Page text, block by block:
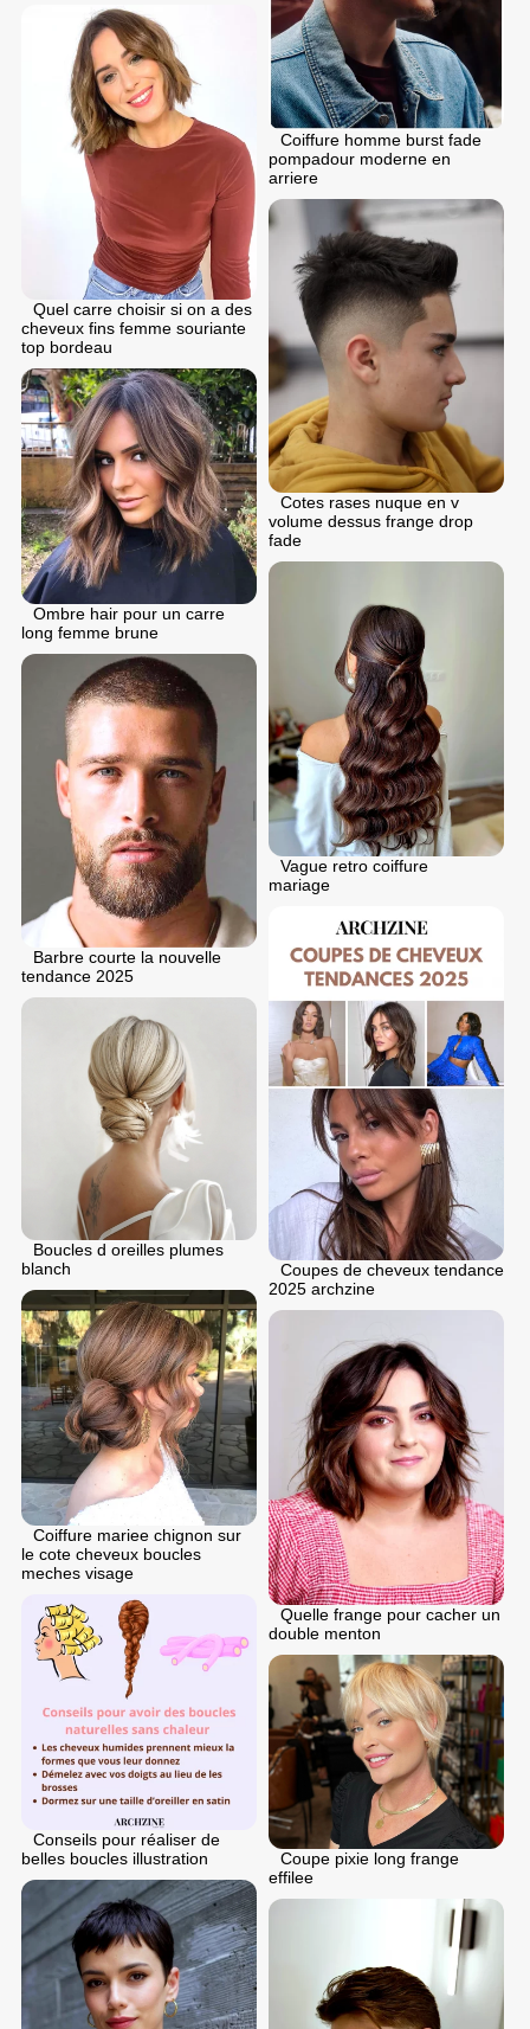
Coiffure homme burst fade
pompadour moderne en
arriere
Quel carre choisir si on a des
cheveux fins femme souriante
top bordeau
Cotes rases nuque en v
volume dessus frange drop
fade
Ombre hair pour un carre
long femme brune
Vague retro coiffure
mariage
Barbre courte la nouvelle
tendance 2025
Coupes de cheveux tendance
2025 archzine
Boucles d oreilles plumes
blanch
Coiffure mariee chignon sur
le cote cheveux boucles
meches visage
Quelle frange pour cacher un
double menton
Conseils pour réaliser de
belles boucles illustration
Coupe pixie long frange
effilee